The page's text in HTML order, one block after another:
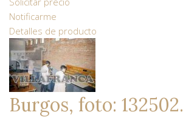
Notificarme
Detalles de producto
Burgos, foto: 132502.